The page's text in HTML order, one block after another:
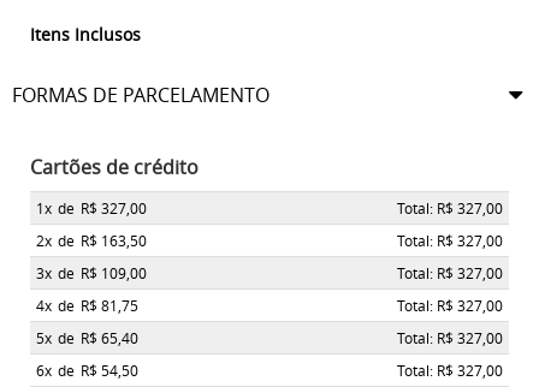
Itens Inclusos
FORMAS DE PARCELAMENTO
Cartões de crédito
1x de R$ 327,00
Total: R$ 327,00
2x de R$ 163,50
Total: R$ 327,00
3x de R$ 109,00
Total: R$ 327,00
4x de R$ 81,75
Total: R$ 327,00
5x de R$ 65,40
Total: R$ 327,00
6x de R$ 54,50 Total: R$ 327,00